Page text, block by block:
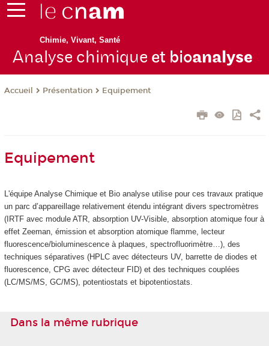
Chimie, Vivant, Santé
Analyse chimique et bioanalyse
Accueil Présentation Equipement
Equipement
L'équipe Analyse Chimique et Bio analyse utilise pour ces travaux pratique
un parc d’appareillage relativement étendu intégrant divers spectromètres
(IRTF avec module ATR, absorption UV-Visible, absorption atomique four à
effet Zeeman, émission et absorption atomique flamme, lecteur
fluorescence/bioluminescence à plaques, spectrofluorimètre…), des
techniques séparatives (HPLC avec détecteurs UV, barrette de diodes et
fluorescence, CPG avec détecteur FID) et des techniques couplées
(LC/MS/MS, GC/MS), potentiostats et bipotentiostats.
Dans la même rubrique